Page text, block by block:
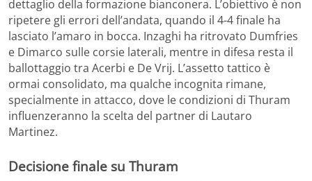
dettaglio della formazione bianconera. L’obiettivo è non
ripetere gli errori dell’andata, quando il 4-4 finale ha
lasciato l’amaro in bocca. Inzaghi ha ritrovato Dumfries
e Dimarco sulle corsie laterali, mentre in difesa resta il
ballottaggio tra Acerbi e De Vrij. L’assetto tattico è
ormai consolidato, ma qualche incognita rimane,
specialmente in attacco, dove le condizioni di Thuram
influenzeranno la scelta del partner di Lautaro
Martinez.
Decisione finale su Thuram